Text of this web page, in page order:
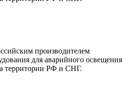
производителем
для аварийного освещения
территории РФ и СНГ.